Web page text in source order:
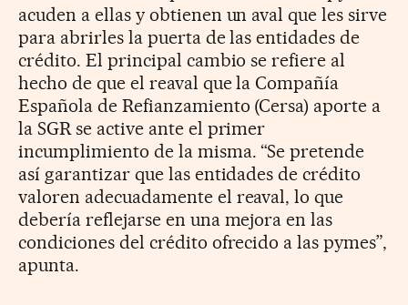
acuden a ellas y obtienen un aval que les sirve
para abrirles la puerta de las entidades de
crédito. El principal cambio se refiere al
hecho de que el reaval que la Compañía
Española de Refianzamiento (Cersa) aporte a
la SGR se active ante el primer
incumplimiento de la misma. “Se pretende
así garantizar que las entidades de crédito
valoren adecuadamente el reaval, lo que
debería reflejarse en una mejora en las
condiciones del crédito ofrecido a las pymes”,
apunta.